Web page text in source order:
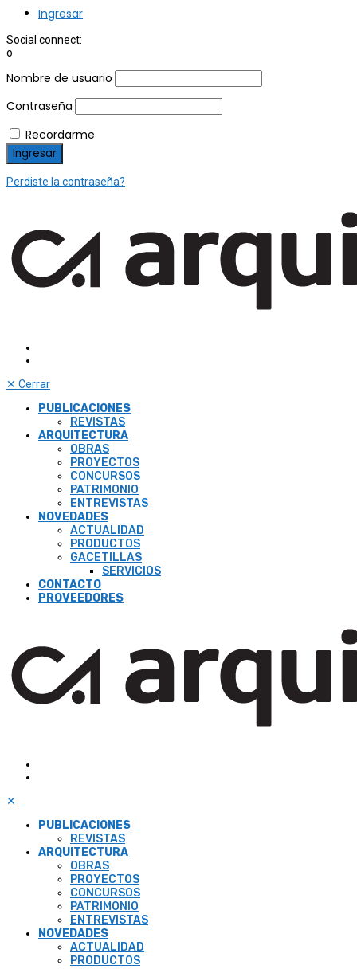
Ingresar
Social connect:
o
Nombre de usuario
Contraseña
Recordarme
Perdiste la contraseña?
✕ Cerrar
PUBLICACIONES
REVISTAS
ARQUITECTURA
OBRAS
PROYECTOS
CONCURSOS
PATRIMONIO
ENTREVISTAS
NOVEDADES
ACTUALIDAD
PRODUCTOS
GACETILLAS
SERVICIOS
CONTACTO
PROVEEDORES
✕
PUBLICACIONES
REVISTAS
ARQUITECTURA
OBRAS
PROYECTOS
CONCURSOS
PATRIMONIO
ENTREVISTAS
NOVEDADES
ACTUALIDAD
PRODUCTOS